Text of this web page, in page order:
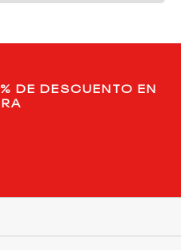
DE DESCUENTO EN